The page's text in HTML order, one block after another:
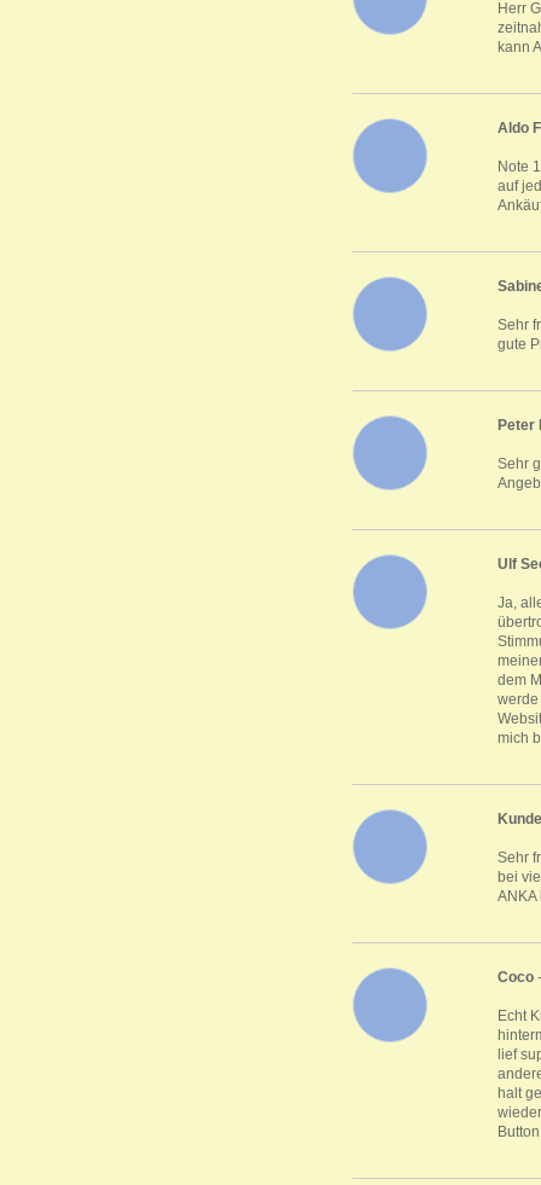
Herr
kann
Aldo
Note
auf
Sehr
gute
Peter
Sehr
Ulf
Ja,
dem
werde
mich
Kunde
Sehr
bei
ANKA
Coco
Echt
lief
halt